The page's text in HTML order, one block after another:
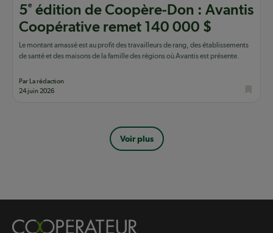
5e édition de Coopère-Don : Avantis
Coopérative remet 140 000 $
Le montant amassé est au profit des travailleurs de rang, des établissements
de santé et des maisons de la famille des régions où Avantis est présente.
Par La rédaction
24 juin 2026
Voir plus